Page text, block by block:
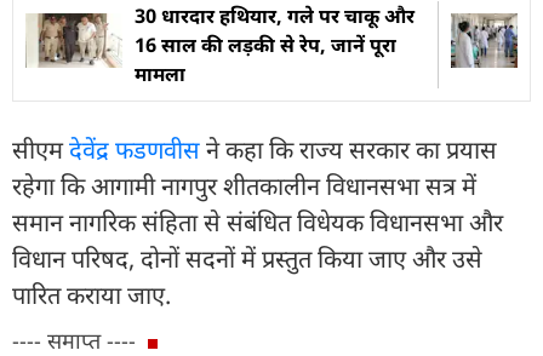
30 धारदार हथियार, गले पर चाकू और
16 साल की लड़की से रेप, जानें पूरा
मामला
सीएमदेवेंद्र फडणवीसने कहा कि राज्य सरकार का प्रयास
रहेगा कि आगामी नागपुर शीतकालीन विधानसभा सत्र में
समान नागरिक संहिता से संबंधित विधेयक विधानसभा और
विधान परिषद, दोनों सदनों में प्रस्तुत किया जाए और उसे
पारित कराया जाए.
---- समाप्त ----